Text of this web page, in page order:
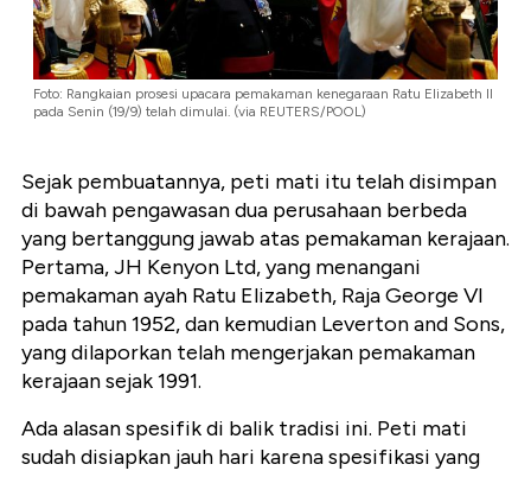
Foto: Rangkaian prosesi upacara pemakaman kenegaraan Ratu Elizabeth II
pada Senin (19/9) telah dimulai. (via REUTERS/POOL)
Sejak pembuatannya, peti mati itu telah disimpan
di bawah pengawasan dua perusahaan berbeda
yang bertanggung jawab atas pemakaman kerajaan.
Pertama, JH Kenyon Ltd, yang menangani
pemakaman ayah Ratu Elizabeth, Raja George VI
pada tahun 1952, dan kemudian Leverton and Sons,
yang dilaporkan telah mengerjakan pemakaman
kerajaan sejak 1991.
Ada alasan spesifik di balik tradisi ini. Peti mati
sudah disiapkan jauh hari karena spesifikasi yang